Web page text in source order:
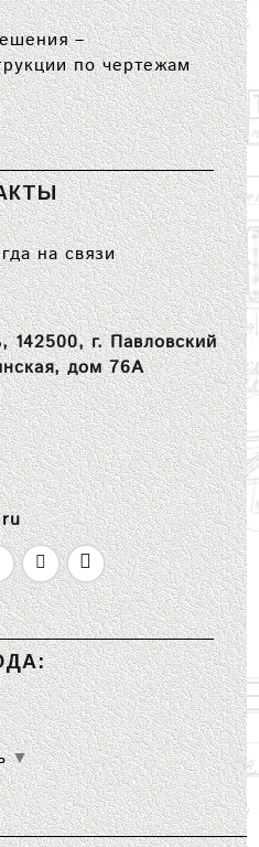
–
по чертежам
на связи
142500, г. Павловский
дом 76А
▼